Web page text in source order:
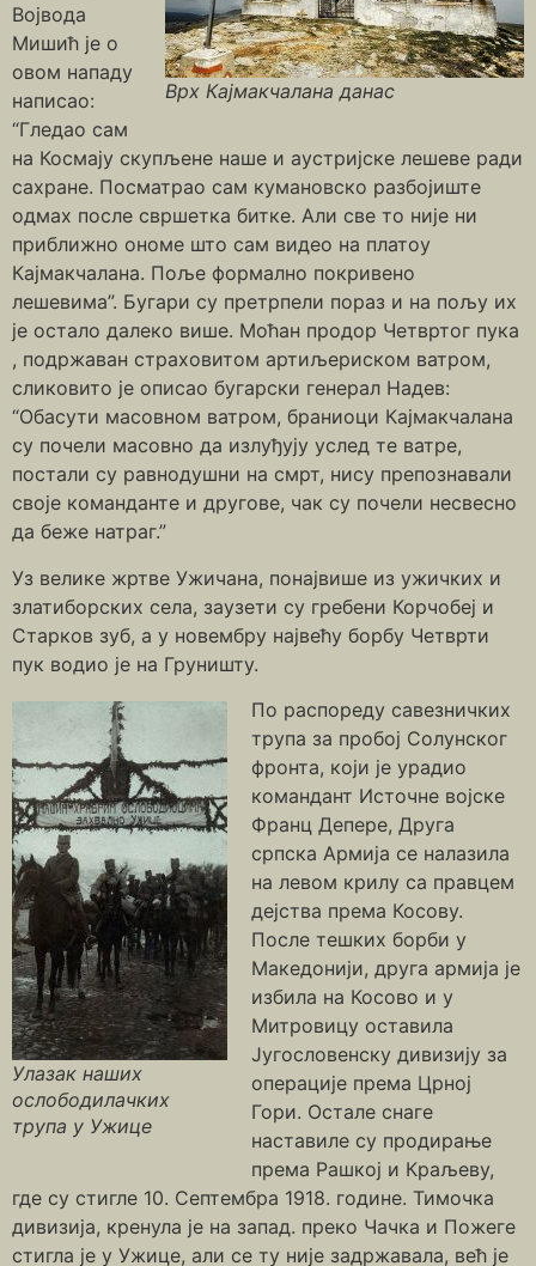
Врх Кајмакчалана данас
Војвода
Мишић је о
овом нападу
написао:
“Гледао сам
на Космају скупљене наше и аустријске лешеве ради
сахране. Посматрао сам кумановско разбојиште
одмах после свршетка битке. Али све то није ни
приближно ономе што сам видео на платоу
Кајмакчалана. Поље формално покривено
лешевима”. Бугари су претрпели пораз и на пољу их
је остало далеко више. Моћан продор Четвртог пука
, подржаван страховитом артиљериском ватром,
сликовито је описао бугарски генерал Надев:
“Обасути масовном ватром, браниоци Кајмакчалана
су почели масовно да излуђују услед те ватре,
постали су равнодушни на смрт, нису препознавали
своје команданте и другове, чак су почели несвесно
да беже натраг.”
Уз велике жртве Ужичана, понајвише из ужичких и
златиборских села, заузети су гребени Корчобеј и
Старков зуб, а у новембру највећу борбу Четврти
пук водио је на Груништу.
Улазак наших
ослободилачких
трупа у Ужице
По распореду савезничких
трупа за пробој Солунског
фронта, који је урадио
командант Источне војске
Франц Депере, Друга
српска Армија се налазила
на левом крилу са правцем
дејства према Косову.
После тешких борби у
Македонији, друга армија је
избила на Косово и у
Митровицу оставила
Југословенску дивизију за
операције према Црној
Гори. Остале снаге
наставиле су продирање
према Рашкој и Краљеву,
где су стигле 10. Септембра 1918. године. Тимочка
дивизија, кренула је на запад. преко Чачка и Пожеге
стигла је у Ужице, али се ту није задржавала, већ је